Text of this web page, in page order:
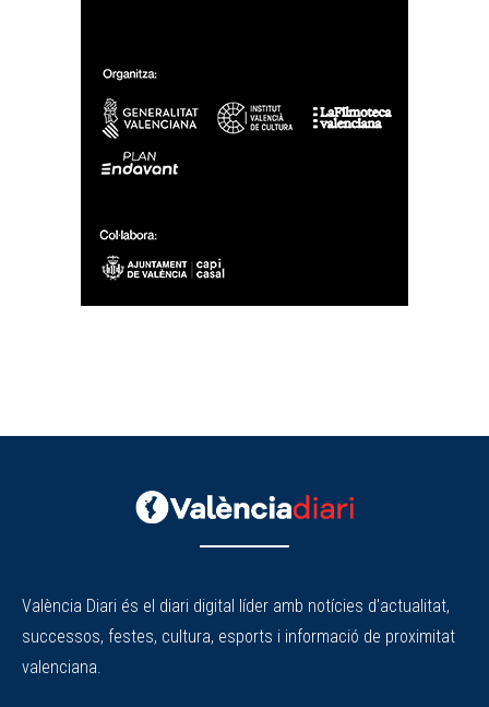
València Diari és el diari digital líder amb notícies d'actualitat,
successos, festes, cultura, esports i informació de proximitat
valenciana.